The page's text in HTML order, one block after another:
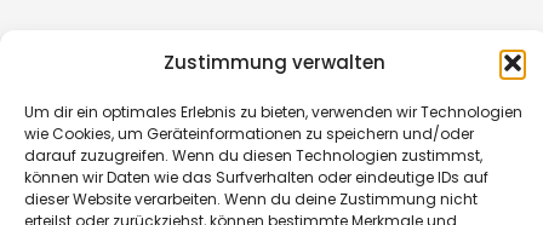
Zustimmung verwalten
Um dir ein optimales Erlebnis zu bieten, verwenden wir Technologien
wie Cookies, um Geräteinformationen zu speichern und/oder
darauf zuzugreifen. Wenn du diesen Technologien zustimmst,
können wir Daten wie das Surfverhalten oder eindeutige IDs auf
dieser Website verarbeiten. Wenn du deine Zustimmung nicht
erteilst oder zurückziehst, können bestimmte Merkmale und